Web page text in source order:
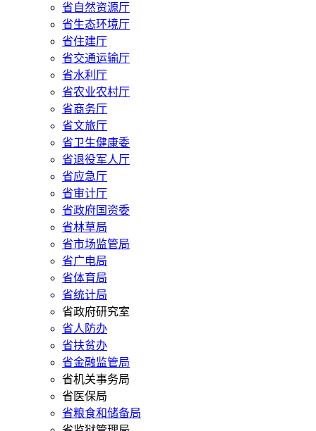
省自然资源厅
省生态环境厅
省住建厅
省交通运输厅
省水利厅
省农业农村厅
省商务厅
省文旅厅
省卫生健康委
省退役军人厅
省应急厅
省审计厅
省政府国资委
省林草局
省市场监管局
省广电局
省体育局
省统计局
省政府研究室
省人防办
省扶贫办
省金融监管局
省机关事务局
省医保局
省粮食和储备局